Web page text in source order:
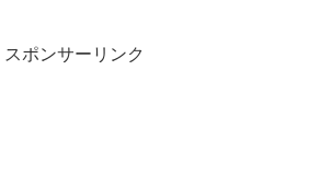
スポンサーリンク